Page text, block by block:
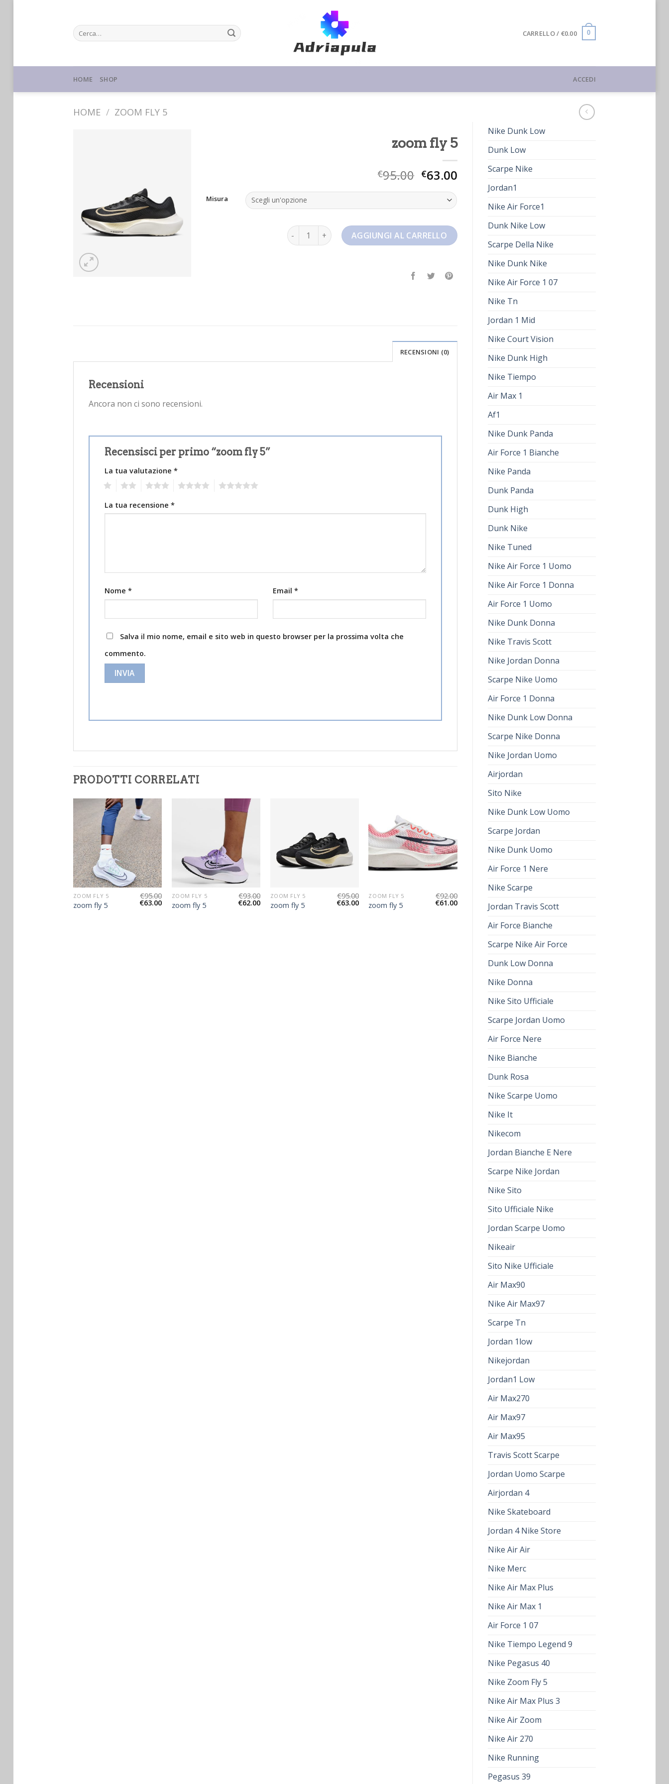
Cerca: CARRELLO / €0.00 0
HOME SHOP ACCEDI
HOME / ZOOM FLY 5
Nike Dunk Low
Dunk Low
Scarpe Nike
Jordan1
Nike Air Force1
Dunk Nike Low
Scarpe Della Nike
Nike Dunk Nike
Nike Air Force 1 07
Nike Tn
Jordan 1 Mid
Nike Court Vision
Nike Dunk High
Nike Tiempo
Air Max 1
Af1
Nike Dunk Panda
Air Force 1 Bianche
Nike Panda
Dunk Panda
Dunk High
Dunk Nike
Nike Tuned
Nike Air Force 1 Uomo
Nike Air Force 1 Donna
Air Force 1 Uomo
Nike Dunk Donna
Nike Travis Scott
Nike Jordan Donna
Scarpe Nike Uomo
Air Force 1 Donna
Nike Dunk Low Donna
Scarpe Nike Donna
Nike Jordan Uomo
Airjordan
Sito Nike
Nike Dunk Low Uomo
Scarpe Jordan
Nike Dunk Uomo
Air Force 1 Nere
Nike Scarpe
Jordan Travis Scott
Air Force Bianche
Scarpe Nike Air Force
Dunk Low Donna
Nike Donna
Nike Sito Ufficiale
Scarpe Jordan Uomo
Air Force Nere
Nike Bianche
Dunk Rosa
Nike Scarpe Uomo
Nike It
Nikecom
Jordan Bianche E Nere
Scarpe Nike Jordan
Nike Sito
Sito Ufficiale Nike
Jordan Scarpe Uomo
Nikeair
Sito Nike Ufficiale
Air Max90
Nike Air Max97
Scarpe Tn
Jordan 1low
Nikejordan
Jordan1 Low
Air Max270
Air Max97
Air Max95
Travis Scott Scarpe
Jordan Uomo Scarpe
Airjordan 4
Nike Skateboard
Jordan 4 Nike Store
Nike Air Air
Nike Merc
Nike Air Max Plus
Nike Air Max 1
Air Force 1 07
Nike Tiempo Legend 9
Nike Pegasus 40
Nike Zoom Fly 5
Nike Air Max Plus 3
Nike Air Zoom
Nike Air 270
Nike Running
Pegasus 39
zoom fly 5
€95.00 €63.00
Misura
zoom fly 5 quantitàAGGIUNGI AL CARRELLO
RECENSIONI (0)
Recensioni
Ancora non ci sono recensioni.
Recensisci per primo “zoom fly 5”
La tua valutazione *
La tua recensione *
Nome * Email *
Salva il mio nome, email e sito web in questo browser per la prossima volta che
commento.
PRODOTTI CORRELATI
ZOOM FLY 5
zoom fly 5
€95.00
€63.00
ZOOM FLY 5
zoom fly 5
€93.00
€62.00
ZOOM FLY 5
zoom fly 5
€95.00
€63.00
ZOOM FLY 5
zoom fly 5
€92.00
€61.00